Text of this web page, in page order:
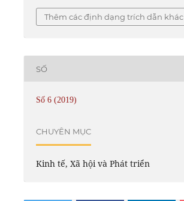
Thêm các định dạng trích dẫn khác
SỐ
Số 6 (2019)
CHUYÊN MỤC
Kinh tế, Xã hội và Phát triển